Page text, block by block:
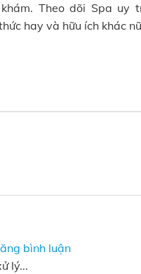
Theo dõi Spa uy
hay và hữu ích khác
bình luận
lý...